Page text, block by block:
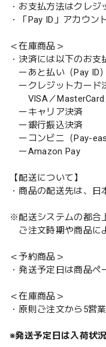
・お支払方法はクレジ
・「Pay ID」アカウン
＜在庫商品＞
・決済には以下のお支
ーあと払い（Pay ID）
ークレジットカード
VISA／MasterCard
ーキャリア決済
ー銀行振込決済
ーコンビニ（Pay-
ーAmazon Pay
【配送について】
・商品の配送先は、日
※配送システムの都合
ご注文時期や商品に
＜予約商品＞
・発送予定日は商品ペ
＜在庫商品＞
・原則ご注文から5営
※発送予定日は入荷状